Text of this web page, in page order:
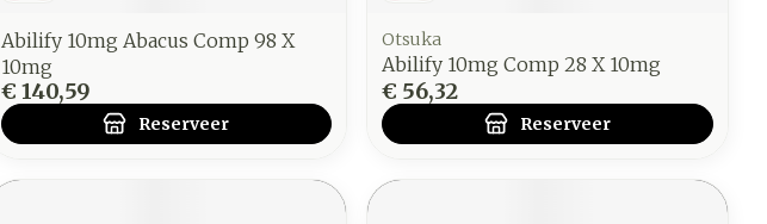
Abilify 10mg Abacus Comp 98 X
10mg
€ 140,59
Reserveer
Otsuka
Abilify 10mg Comp 28 X 10mg
€ 56,32
Reserveer